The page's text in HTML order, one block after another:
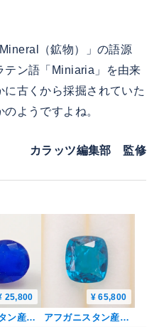
（鉱物）」の語源
テン語「Miniaria」を由来
古くから採掘されていた
ようですよね。
カラッツ編集部 監修
25,800
アフガニスタン産アウイナイト 0.080ctルース 鑑別書
¥ 65,800
アフガニスタン産アウイナイト 0.185ctルース 鑑別書